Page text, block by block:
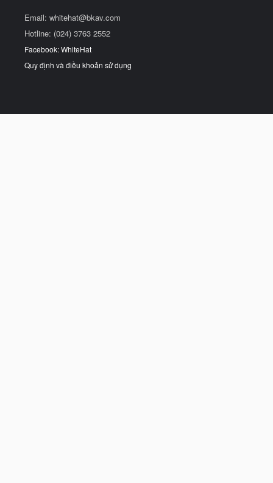
Email: whitehat@bkav.com
Hotline: (024) 3763 2552
Facebook: WhiteHat
Quy định và điều khoản sử dụng